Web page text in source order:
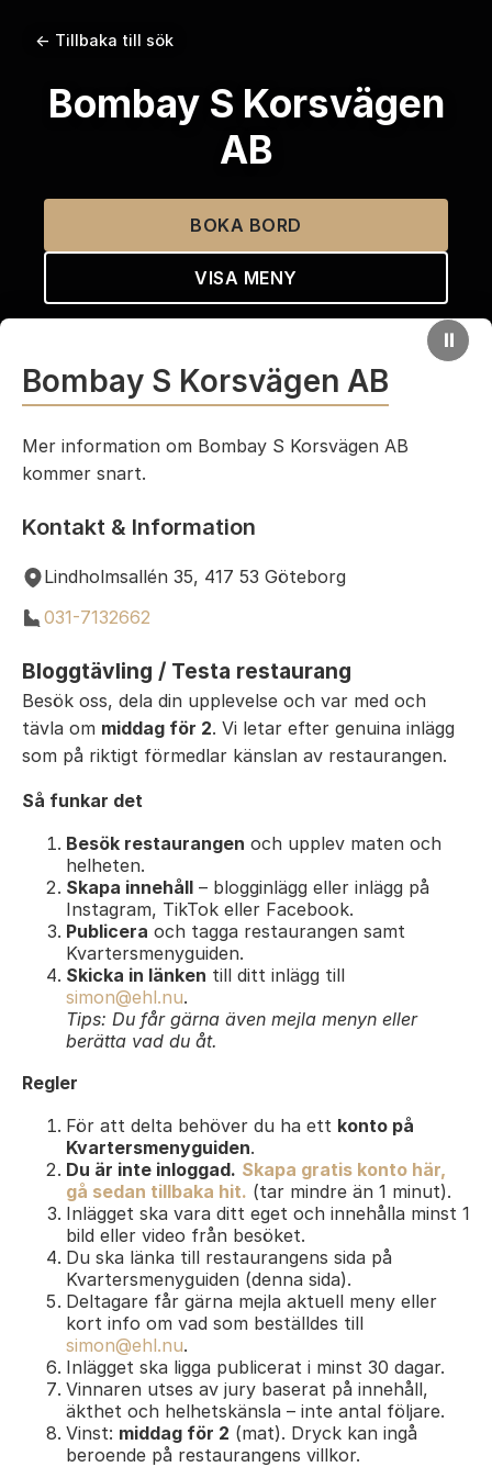
← Tillbaka till sök
Bombay S Korsvägen
AB
BOKA BORD
VISA MENY
⏸
Bombay S Korsvägen AB
Mer information om Bombay S Korsvägen AB
kommer snart.
Kontakt & Information
Lindholmsallén 35, 417 53 Göteborg
031-7132662
Bloggtävling / Testa restaurang
Besök oss, dela din upplevelse och var med och
tävla om middag för 2. Vi letar efter genuina inlägg
som på riktigt förmedlar känslan av restaurangen.
Så funkar det
Besök restaurangen och upplev maten och
helheten.
Skapa innehåll – blogginlägg eller inlägg på
Instagram, TikTok eller Facebook.
Publicera och tagga restaurangen samt
Kvartersmenyguiden.
Skicka in länken till ditt inlägg till
simon@ehl.nu.
Tips: Du får gärna även mejla menyn eller
berätta vad du åt.
Regler
För att delta behöver du ha ett konto på
Kvartersmenyguiden.
Du är inte inloggad. Skapa gratis konto här,
gå sedan tillbaka hit. (tar mindre än 1 minut).
Inlägget ska vara ditt eget och innehålla minst 1
bild eller video från besöket.
Du ska länka till restaurangens sida på
Kvartersmenyguiden (denna sida).
Deltagare får gärna mejla aktuell meny eller
kort info om vad som beställdes till
simon@ehl.nu.
Inlägget ska ligga publicerat i minst 30 dagar.
Vinnaren utses av jury baserat på innehåll,
äkthet och helhetskänsla – inte antal följare.
Vinst: middag för 2 (mat). Dryck kan ingå
beroende på restaurangens villkor.